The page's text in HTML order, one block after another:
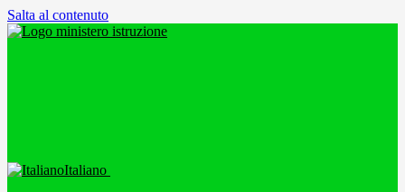
Salta al contenuto
Italiano